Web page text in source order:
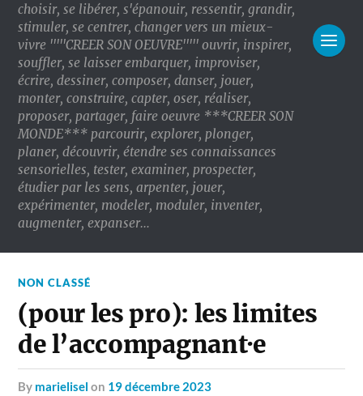
choisir, se libérer, s'épanouir, ressentir, grandir,
stimuler, se centrer, changer vers un mieux-
vivre '''''CREER SON OEUVRE''''' ouvrir, inspirer,
souffler, se laisser embarquer, improviser,
écrire, dessiner, composer, danser, jouer,
monter, construire, capter, oser, réaliser,
proposer, partager, faire oeuvre ***CREER SON
MONDE*** parcourir, explorer, plonger,
planer, découvrir, étendre ses connaissances
sensorielles, tester, examiner, prospecter,
étudier par les sens, arpenter, jouer,
expérimenter, modeler, moduler, inventer,
augmenter, expanser…
NON CLASSÉ
(pour les pro): les limites
de l’accompagnant·e
by marielisel on 19 décembre 2023